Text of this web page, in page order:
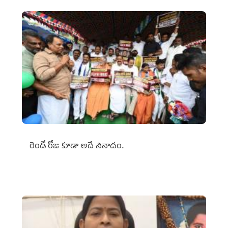
రెండో రోజు కూడా అదే నినాదం..